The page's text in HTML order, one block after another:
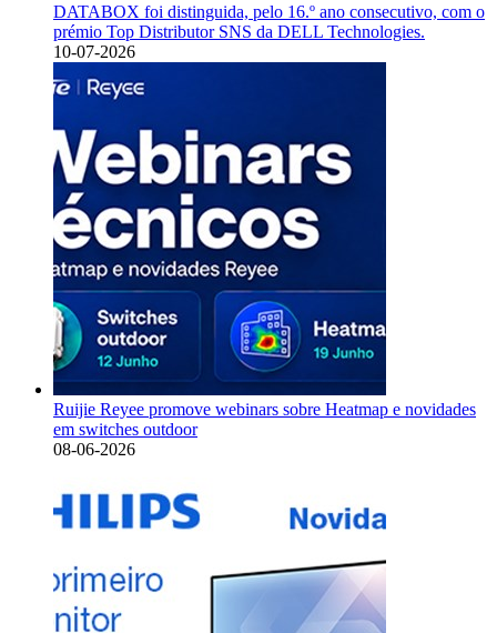
DATABOX foi distinguida, pelo 16.º ano consecutivo, com o
prémio Top Distributor SNS da DELL Technologies.
10-07-2026
Ruijie Reyee promove webinars sobre Heatmap e novidades
em switches outdoor
08-06-2026